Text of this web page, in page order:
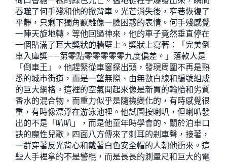
吞噬了何手殘和他的掀背車。光芒消失後，窄巷恢復了
平靜，只剩下獨角獸雕像一臉困惑的表情。何手殘感覺
一陣天旋地轉，等他回過神來，他的車子竟然垂直停在
一個貼滿了巨大獎狀的牆壁上。獎狀上寫著：「完美倒
車入庫獎——第零點零零零零零九度偏差。」落款人是
「倒車王」。他趕緊從車窗探出頭，發現周圍不再是熟
悉的城市街道，而是一望無際、由無數白線和編號組成
的巨大網格。這裡的空氣聞起來像是新買的輪胎和劣質
香水的混合物，而重力似乎是隨機變化的，有時感覺很
重，有時像漂浮在游泳池裡。他試圖按喇叭，但喇叭發
出的不是「叭叭」，而是他童年時學會的、關於泊車口
訣的魔性兒歌。四面八方傳來了刺耳的剎車聲，接著，
一群穿著反光背心和戴著白色安全帽的人朝他衝來。這
些人手裡拿的不是警棍，而是長長的測量尺和巨大的電